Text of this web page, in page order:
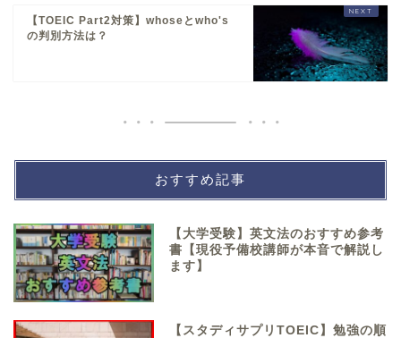
【TOEIC Part2対策】whoseとwho's
の判別方法は？
おすすめ記事
【大学受験】英文法のおすすめ参考
書【現役予備校講師が本音で解説し
ます】
【スタディサプリTOEIC】勉強の順